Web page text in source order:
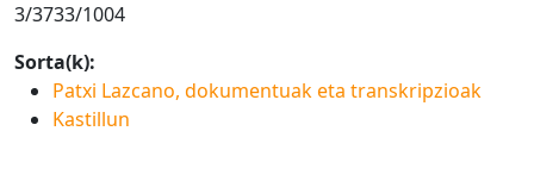
3/3733/1004
Sorta(k):
Patxi Lazcano, dokumentuak eta transkripzioak
Kastillun